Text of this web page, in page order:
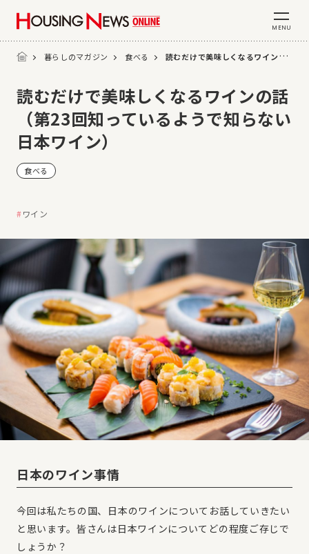
MENU
暮らしのマガジン 食べる 読むだけで美味しくなるワインの話（第23回知っているようで知らない日本ワイン）
読むだけで美味しくなるワインの話
（第23回知っているようで知らない
日本ワイン）
食べる
ワイン
日本のワイン事情
今回は私たちの国、日本のワインについてお話していきたい
と思います。皆さんは日本ワインについてどの程度ご存じで
しょうか？